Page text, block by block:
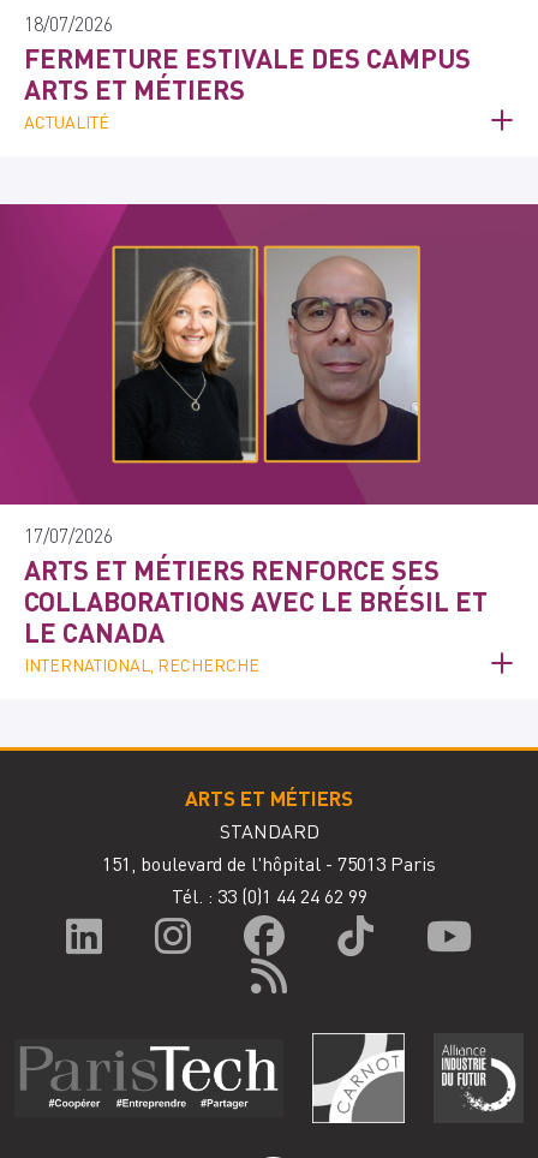
18/07/2026
FERMETURE ESTIVALE DES CAMPUS
ARTS ET MÉTIERS
ACTUALITÉ
17/07/2026
ARTS ET MÉTIERS RENFORCE SES
COLLABORATIONS AVEC LE BRÉSIL ET
LE CANADA
INTERNATIONAL, RECHERCHE
ARTS ET MÉTIERS
STANDARD
151, boulevard de l'hôpital - 75013 Paris
Tél. : 33 (0)1 44 24 62 99